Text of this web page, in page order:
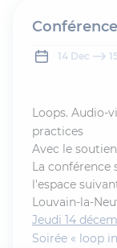
14 Dec
Loops. Audio-
practices
Avec le
La conférence
l'espace
Louvain-la-
Jeudi 14
Soirée « loop